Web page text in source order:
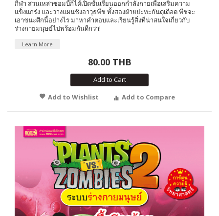
กีฬา ส่วนเหล่าซอมบี้ก็ได้เปิดชั้นเรียนออกกำลังกายเพื่อเสริมความ
แข็งแกร่ง และวางแผนชิงอาวุธพืช ทั้งสองฝ่ายปะทะกันดุเดือด พืชจะ
เอาชนะศึกนี้อย่างไร มาหาคำตอบและเรียนรู้สิ่งที่น่าสนใจเกี่ยวกับ
ร่างกายมนุษย์ไปพร้อมกันดีกว่า!
Learn More
80.00 THB
Add to Cart
Add to Wishlist
Add to Compare